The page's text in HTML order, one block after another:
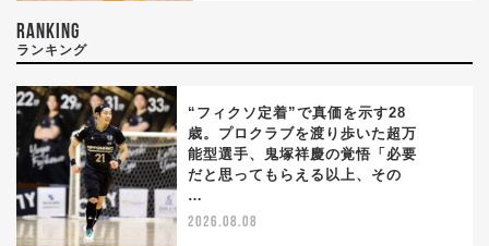
RANKING
ランキング
“フィクソ定着”で真価を示す28
歳。プロクラブを渡り歩いた超万
能型選手、鬼塚祥慶の覚悟「必要
だと思ってもらえる以上、その
…
2026.08.08